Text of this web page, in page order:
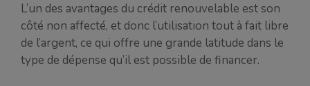
L’un des avantages du crédit renouvelable est son
côté non affecté, et donc l’utilisation tout à fait libre
de l’argent, ce qui offre une grande latitude dans le
type de dépense qu’il est possible de financer.